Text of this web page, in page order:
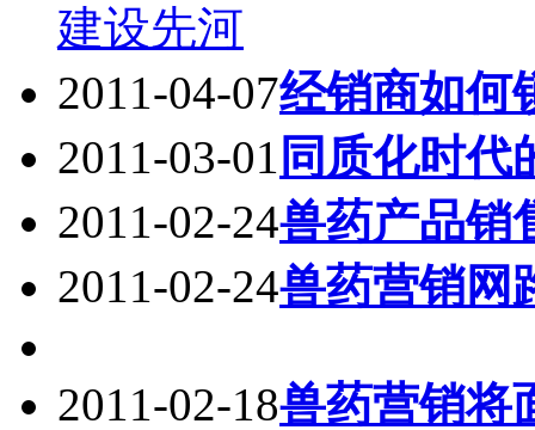
建设先河
2011-04-07经销商如何
2011-03-01 同质化时代
2011-02-24兽药产品销
2011-02-24兽药营销网
2011-02-18兽药营销将